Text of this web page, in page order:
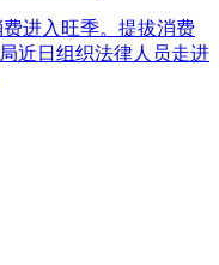
进入旺季。提拔消费
近日组织法律人员走进